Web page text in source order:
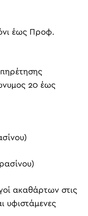
έως Προφ.
20 έως
ακαθάρτων στις
υφιστάμενες